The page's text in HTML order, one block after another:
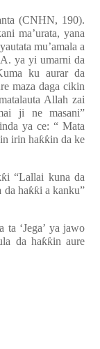
(CNHN, 190).
ma’urata, yana
mu’amala a
ya yi umarni da
ku aurar da
maza daga cikin
Allah zai
ji ne masani”
ya ce: “ Mata
irin haƙƙin da ke
i “Lallai kuna da
da haƙƙi a kanku”
ta ‘Jega’ ya jawo
da haƙƙin aure